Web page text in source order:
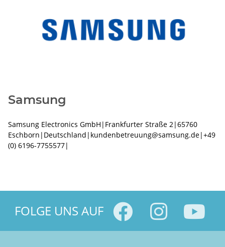
Samsung
Samsung Electronics GmbH|Frankfurter Straße 2|65760
Eschborn|Deutschland|kundenbetreuung@samsung.de|+49
(0) 6196-7755577|
FOLGE UNS AUF